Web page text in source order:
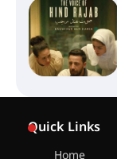
Quick Links
Home